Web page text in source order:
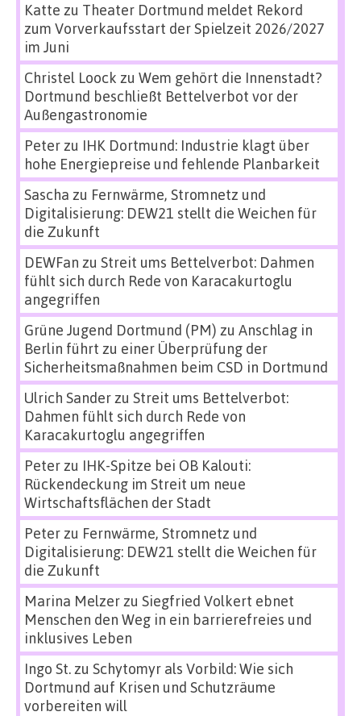
Katte zu Theater Dortmund meldet Rekord
zum Vorverkaufsstart der Spielzeit 2026/2027
im Juni
Christel Loock zu Wem gehört die Innenstadt?
Dortmund beschließt Bettelverbot vor der
Außengastronomie
Peterzu IHK Dortmund: Industrie klagt über
hohe Energiepreise und fehlende Planbarkeit
Sascha zu Fernwärme, Stromnetz und
Digitalisierung: DEW21 stellt die Weichen für
die Zukunft
DEWFan zu Streit ums Bettelverbot: Dahmen
fühlt sich durch Rede von Karacakurtoglu
angegriffen
Grüne Jugend Dortmund (PM) zu Anschlag in
Berlin führt zu einer Überprüfung der
Sicherheitsmaßnahmen beim CSD in Dortmund
Ulrich Sanderzu Streit ums Bettelverbot:
Dahmen fühlt sich durch Rede von
Karacakurtoglu angegriffen
Peterzu IHK-Spitze bei OB Kalouti:
Rückendeckung im Streit um neue
Wirtschaftsflächen der Stadt
Peterzu Fernwärme, Stromnetz und
Digitalisierung: DEW21 stellt die Weichen für
die Zukunft
Marina Melzerzu Siegfried Volkert ebnet
Menschen den Weg in ein barrierefreies und
inklusives Leben
Ingo St.zu Schytomyr als Vorbild: Wie sich
Dortmund auf Krisen und Schutzräume
vorbereiten will